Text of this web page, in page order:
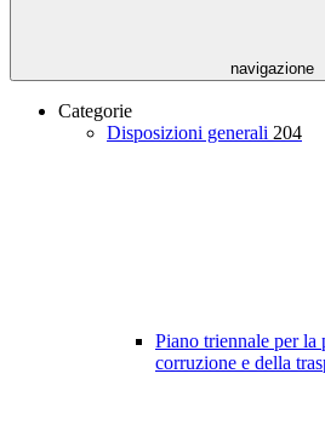
navigazione
Categorie
Disposizioni generali 204
Piano triennale per la
corruzione e della